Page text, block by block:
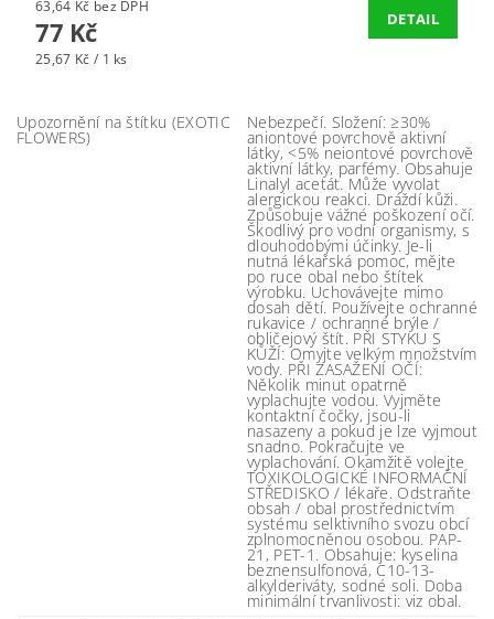
63,64 Kč bez DPH
77 Kč
25,67 Kč / 1 ks
DETAIL
Upozornění na štítku (EXOTIC
FLOWERS)
Nebezpečí. Složení: ≥30%
aniontové povrchově aktivní
látky, <5% neiontové povrchově
aktivní látky, parfémy. Obsahuje
Linalyl acetát. Může vyvolat
alergickou reakci. Dráždí kůži.
Způsobuje vážné poškození očí.
Škodlivý pro vodní organismy, s
dlouhodobými účinky. Je-li
nutná lékařská pomoc, mějte
po ruce obal nebo štítek
výrobku. Uchovávejte mimo
dosah dětí. Používejte ochranné
rukavice / ochranné brýle /
obličejový štít. PŘI STYKU S
KŮŽÍ: Omyjte velkým množstvím
vody. PŘI ZASAŽENÍ OČÍ:
Několik minut opatrně
vyplachujte vodou. Vyjměte
kontaktní čočky, jsou-li
nasazeny a pokud je lze vyjmout
snadno. Pokračujte ve
vyplachování. Okamžitě volejte
TOXIKOLOGICKÉ INFORMAČNÍ
STŘEDISKO / lékaře. Odstraňte
obsah / obal prostřednictvím
systému selktivního svozu obcí
zplnomocněnou osobou. PAP-
21, PET-1. Obsahuje: kyselina
beznensulfonová, C10-13-
alkylderiváty, sodné soli. Doba
minimální trvanlivosti: viz obal.